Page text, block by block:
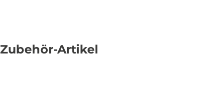
Zubehör-Artikel